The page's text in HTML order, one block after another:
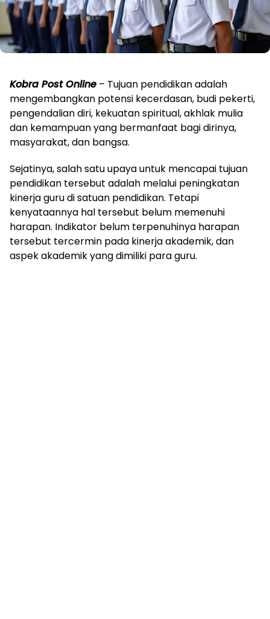
Kobra Post Online – Tujuan pendidikan adalah
mengembangkan potensi kecerdasan, budi pekerti,
pengendalian diri, kekuatan spiritual, akhlak mulia
dan kemampuan yang bermanfaat bagi dirinya,
masyarakat, dan bangsa.
Sejatinya, salah satu upaya untuk mencapai tujuan
pendidikan tersebut adalah melalui peningkatan
kinerja guru di satuan pendidikan. Tetapi
kenyataannya hal tersebut belum memenuhi
harapan. Indikator belum terpenuhinya harapan
tersebut tercermin pada kinerja akademik, dan
aspek akademik yang dimiliki para guru.